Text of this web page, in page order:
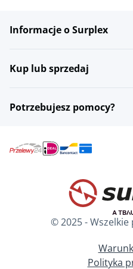
Informacje o Surplex
Kup lub sprzedaj
Potrzebujesz pomocy?
© 2025 -
Polityka